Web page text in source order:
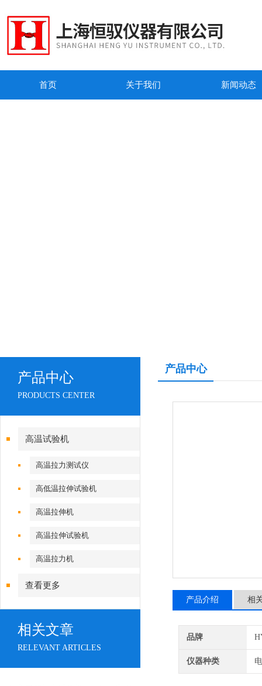
首页 关于我们 新闻动态
产品中心
PRODUCTS CENTER
高温试验机
高温拉力测试仪
高低温拉伸试验机
高温拉伸机
高温拉伸试验机
高温拉力机
查看更多
相关文章
RELEVANT ARTICLES
产品中心
产品介绍 相
品牌
仪器种类